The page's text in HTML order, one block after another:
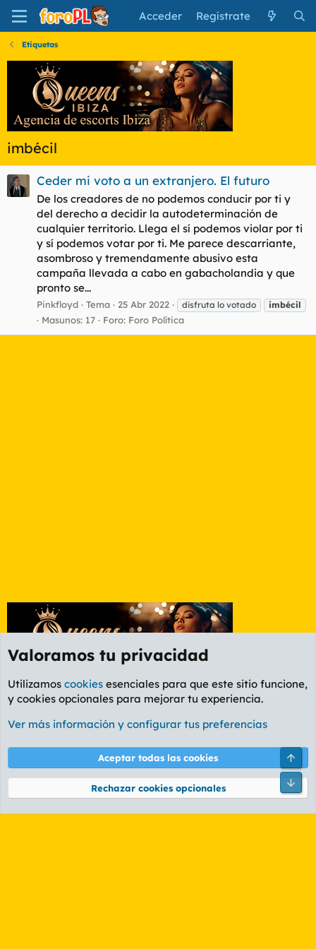
Acceder Regístrate
Etiquetas
imbécil
Ceder mi voto a un extranjero. El futuro
De los creadores de no podemos conducir por ti y
del derecho a decidir la autodeterminación de
cualquier territorio. Llega el sí podemos violar por ti
y sí podemos votar por ti. Me parece descarriante,
asombroso y tremendamente abusivo esta
campaña llevada a cabo en gabacholandia y que
pronto se...
Pinkfloyd Tema 25 Abr 2022 disfruta lo votado imbécil
Masunos: 17 Foro: Foro Política
Etiquetas
Cookies
PL OLDSTYLE AMARILLO
Términos y reglas Política de privacidad Ayuda
Community platform by XenForo® © 2010-2026 XenForo Ltd.
Valoramos tu privacidad
Utilizamos cookies esenciales para que este sitio funcione,
y cookies opcionales para mejorar tu experiencia.
Ver más información y configurar tus preferencias
Aceptar todas las cookies
Rechazar cookies opcionales
Pie